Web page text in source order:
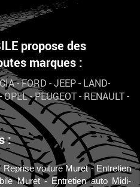
propose des
marques :
-FORD -JEEP- LAND-
OPEL-PEUGEOT- RENAULT-
:
Reprise voiture Muret
Entretien
Muret
Entretien auto Midi-